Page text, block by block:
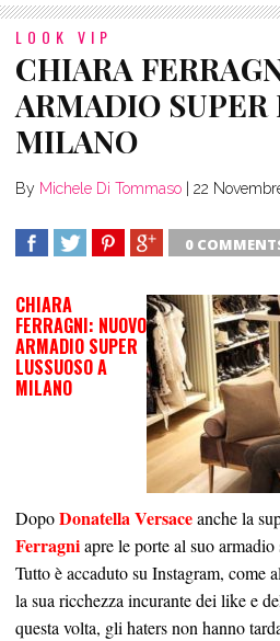
LOOK VIP
CHIARA
ARMADIO SUPER
MILANO
By Michele Di Tommaso 22
0
CHIARA
FERRAGNI: NUOVO
ARMADIO SUPER
LUSSUOSO A
MILANO
DopoDonatella Versaceanche la
Ferragniapre le porte al suo
Tutto è accaduto su Instagram, come
la sua ricchezza incurante dei like e
questa volta, gli haters non hanno